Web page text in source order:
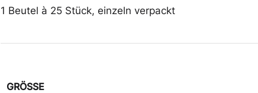
1 Beutel à 25 Stück, einzeln verpackt
GRÖSSE